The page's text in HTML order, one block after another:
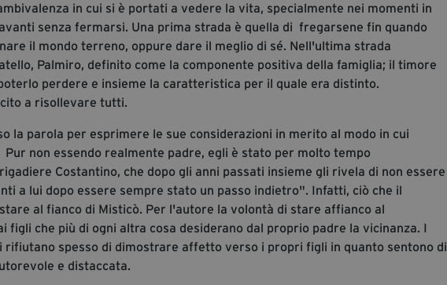
in cui si è portati a vedere la vita, specialmente nei momenti in
senza fermarsi. Una prima strada è quella di fregarsene fin quando
il mondo terreno, oppure dare il meglio di sé. Nell'ultima strada
Palmiro, definito come la componente positiva della famiglia; il timore
perdere e insieme la caratteristica per il quale era distinto.
a risollevare tutti.
la parola per esprimere le sue considerazioni in merito al modo in cui
non essendo realmente padre, egli è stato per molto tempo
Costantino, che dopo gli anni passati insieme gli rivela di non essere
a lui dopo essere sempre stato un passo indietro". Infatti, ciò che il
al fianco di Misticò. Per l'autore la volontà di stare affianco al
figli che più di ogni altra cosa desiderano dal proprio padre la vicinanza. I
rifiutano spesso di dimostrare affetto verso i propri figli in quanto sentono di
e distaccata.